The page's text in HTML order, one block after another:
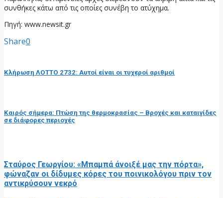
συνθήκες κάτω από τις οποίες συνέβη το ατύχημα.
Πηγή: www.newsit.gr
Share0
Κλήρωση ΛΟΤΤΟ 2732: Αυτοί είναι οι τυχεροί αριθμοί
Καιρός σήμερα: Πτώση της θερμοκρασίας – Βροχές και καταιγίδες
σε διάφορες περιοχές
Σταύρος Γεωργίου: «Μπαμπά άνοιξέ μας την πόρτα»,
φώναζαν οι δίδυμες κόρες του ποινικολόγου πριν τον
αντικρύσουν νεκρό